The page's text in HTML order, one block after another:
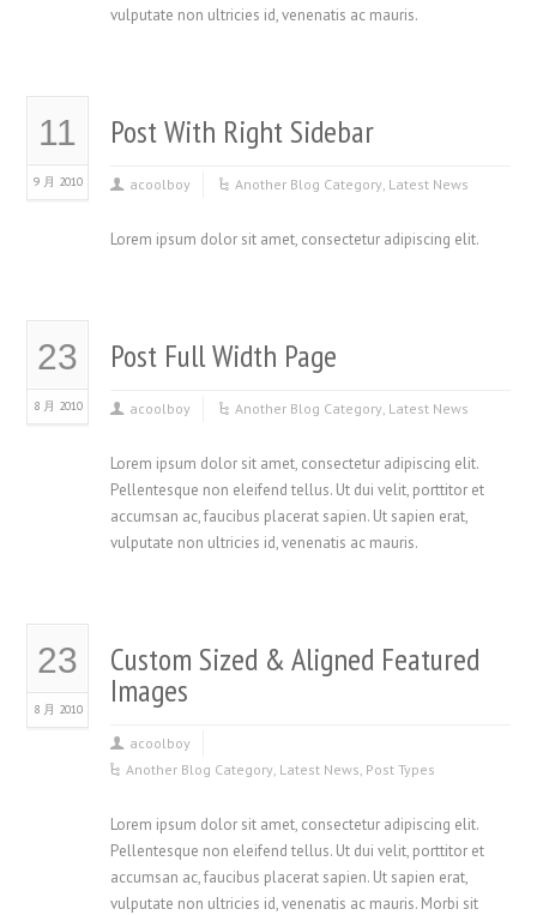
vulputate non ultricies id, venenatis ac mauris.
11
9 月 2010
Post With Right Sidebar
acoolboy Another Blog Category, Latest News
Lorem ipsum dolor sit amet, consectetur adipiscing elit.
23
8 月 2010
Post Full Width Page
acoolboy Another Blog Category, Latest News
Lorem ipsum dolor sit amet, consectetur adipiscing elit.
Pellentesque non eleifend tellus. Ut dui velit, porttitor et
accumsan ac, faucibus placerat sapien. Ut sapien erat,
vulputate non ultricies id, venenatis ac mauris.
23
8 月 2010
Custom Sized & Aligned Featured
Images
acoolboy
Another Blog Category, Latest News, Post Types
Lorem ipsum dolor sit amet, consectetur adipiscing elit.
Pellentesque non eleifend tellus. Ut dui velit, porttitor et
accumsan ac, faucibus placerat sapien. Ut sapien erat,
vulputate non ultricies id, venenatis ac mauris. Morbi sit